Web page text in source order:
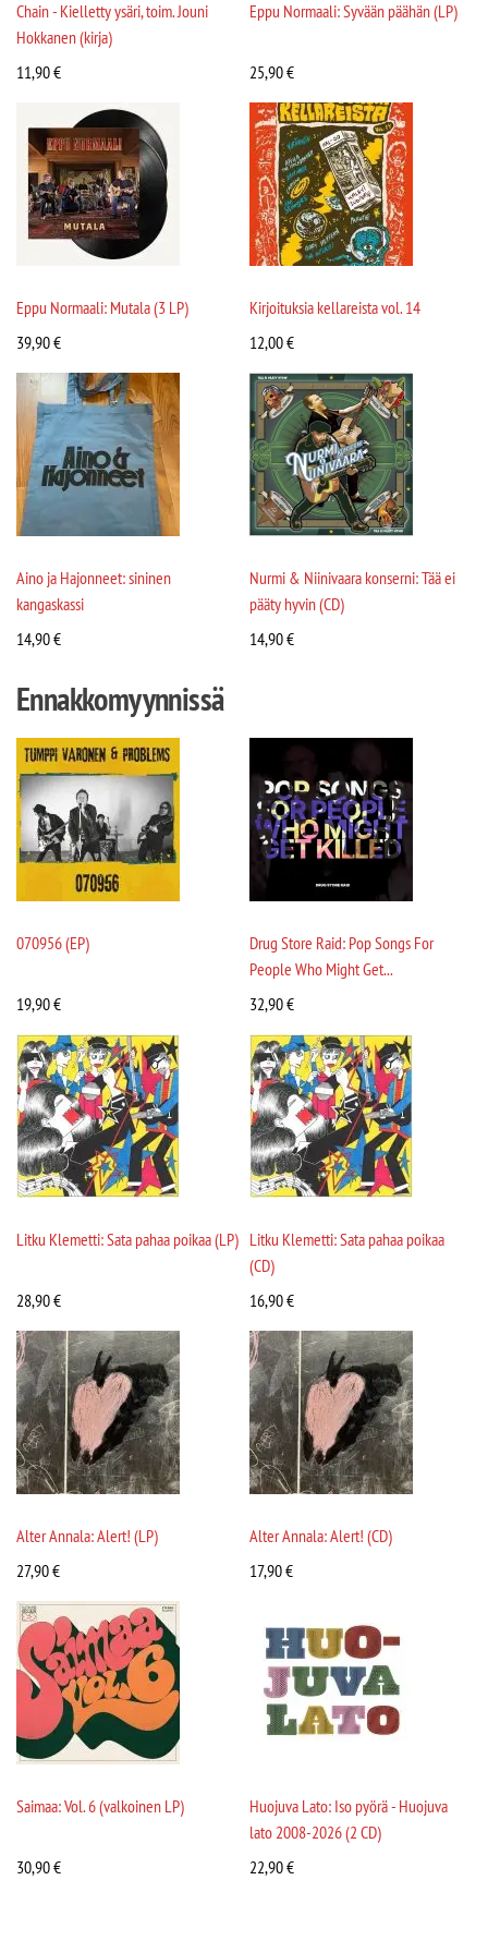
Chain - Kielletty ysäri, toim. Jouni
Hokkanen (kirja)
11,90€
Eppu Normaali: Syvään päähän (LP)
25,90€
Eppu Normaali: Mutala (3 LP)
39,90€
Kirjoituksia kellareista vol. 14
12,00€
Aino ja Hajonneet: sininen
kangaskassi
14,90€
Nurmi & Niinivaara konserni: Tää ei
pääty hyvin (CD)
14,90€
Ennakkomyynnissä
070956 (EP)
19,90€
Drug Store Raid: Pop Songs For
People Who Might Get...
32,90€
Litku Klemetti: Sata pahaa poikaa (LP)
28,90€
Litku Klemetti: Sata pahaa poikaa
(CD)
16,90€
Alter Annala: Alert! (LP)
27,90€
Alter Annala: Alert! (CD)
17,90€
Saimaa: Vol. 6 (valkoinen LP)
30,90€
Huojuva Lato: Iso pyörä - Huojuva
lato 2008-2026 (2 CD)
22,90€